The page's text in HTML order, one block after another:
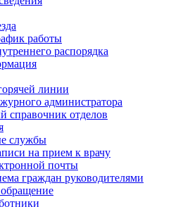
работы
распорядка
линии
администратора
справочник отделов
службы
на прием к врачу
почты
граждан руководителями